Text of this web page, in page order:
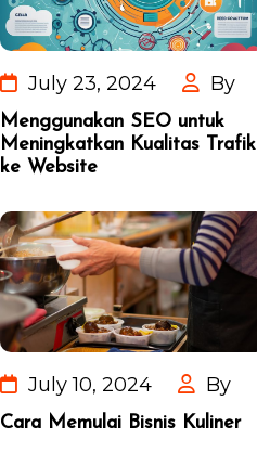
July 23, 2024 By
Menggunakan SEO untuk
Meningkatkan Kualitas Trafik
ke Website
July 10, 2024 By
Cara Memulai Bisnis Kuliner